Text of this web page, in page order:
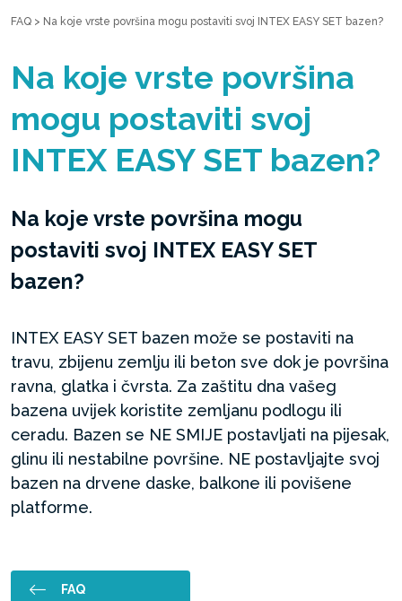
FAQ > Na koje vrste površina mogu postaviti svoj INTEX EASY SET bazen?
Na koje vrste površina
mogu postaviti svoj
INTEX EASY SET bazen?
Na koje vrste površina mogu
postaviti svoj INTEX EASY SET
bazen?
INTEX EASY SET bazen može se postaviti na
travu, zbijenu zemlju ili beton sve dok je površina
ravna, glatka i čvrsta. Za zaštitu dna vašeg
bazena uvijek koristite zemljanu podlogu ili
ceradu. Bazen se NE SMIJE postavljati na pijesak,
glinu ili nestabilne površine. NE postavljajte svoj
bazen na drvene daske, balkone ili povišene
platforme.
FAQ